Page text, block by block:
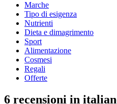
Marche
Tipo di esigenza
Nutrienti
Dieta e dimagrimento
Sport
Alimentazione
Cosmesi
Regali
Offerte
6 recensioni in